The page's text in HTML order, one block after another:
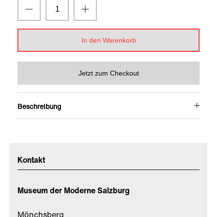
In den Warenkorb
Jetzt zum Checkout
Beschreibung
Kontakt
Museum der Moderne Salzburg
Mönchsberg